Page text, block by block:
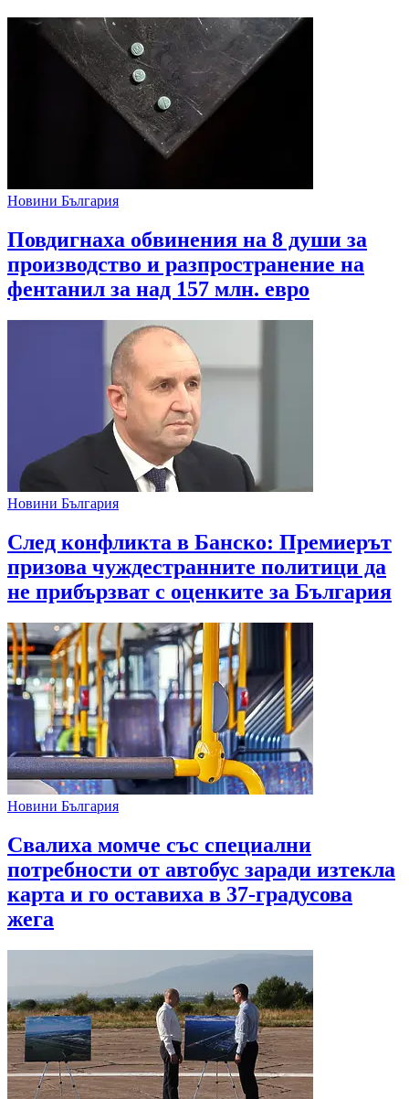
Новини България
Повдигнаха обвинения на 8 души за
производство и разпространение на
фентанил за над 157 млн. евро
Новини България
След конфликта в Банско: Премиерът
призова чуждестранните политици да
не прибързват с оценките за България
Новини България
Свалиха момче със специални
потребности от автобус заради изтекла
карта и го оставиха в 37-градусова
жега